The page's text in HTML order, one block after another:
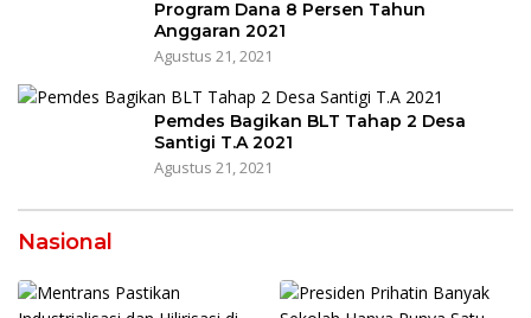
Program Dana 8 Persen Tahun
Anggaran 2021
Agustus 21, 2021
Pemdes Bagikan BLT Tahap 2 Desa
Santigi T.A 2021
Agustus 21, 2021
Nasional